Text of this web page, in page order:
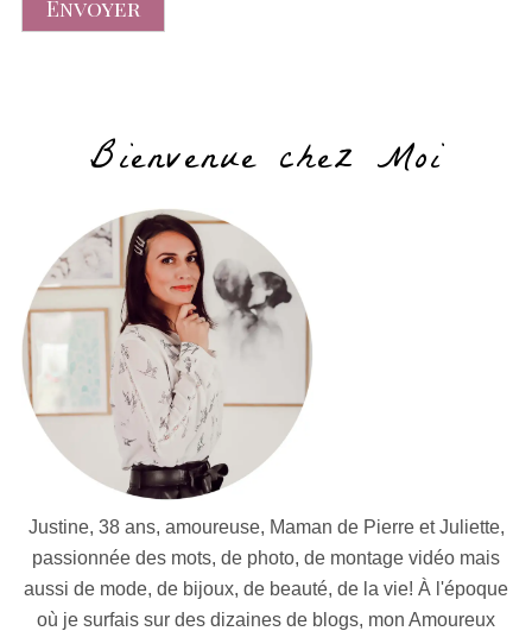
Bienvenue chez Moi
Justine, 38 ans, amoureuse, Maman de Pierre et Juliette,
passionnée des mots, de photo, de montage vidéo mais
aussi de mode, de bijoux, de beauté, de la vie! À l'époque
où je surfais sur des dizaines de blogs, mon Amoureux